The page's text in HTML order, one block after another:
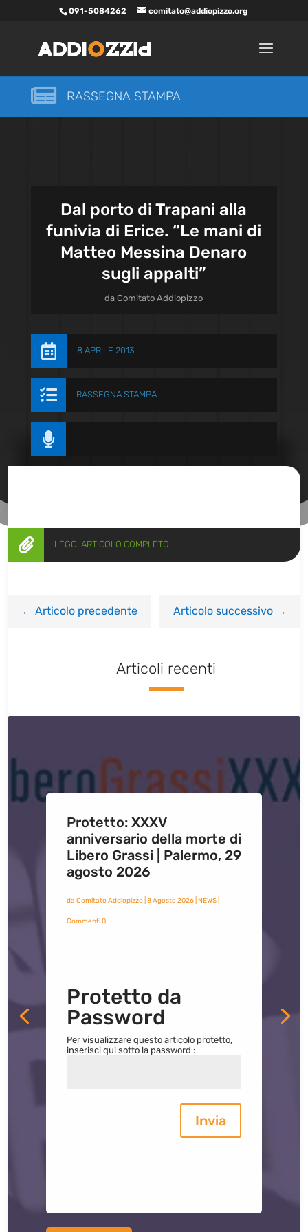
091-5084262 comitato@addiopizzo.org
 RASSEGNA STAMPA
Dal porto di Trapani alla
funivia di Erice. “Le mani di
Matteo Messina Denaro
sugli appalti”
daComitato Addiopizzo
 8 APRILE 2013
 RASSEGNA STAMPA

 LEGGI ARTICOLO COMPLETO
←Articolo precedente Articolo successivo→
Articoli recenti
Protetto: XXXV
anniversario della morte di
Libero Grassi | Palermo, 29
agosto 2026
da Comitato Addiopizzo| 8 Agosto 2026| NEWS|
Commenti 0
Protetto da
Password
Per visualizzare questo articolo protetto,
inserisci qui sotto la password :
Invia